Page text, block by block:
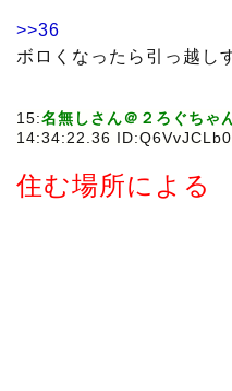
>>36
ボロくなったら引っ越し
15:名無しさん＠２ろぐちゃ
14:34:22.36 ID:Q6VvJCLb0
住む場所による